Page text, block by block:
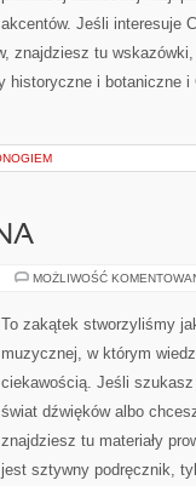
akcentów. Jeśli interesuje
znajdziesz tu
historyczne i botaniczne
MOŻLIWOŚĆ
To zakątek stworzyliśmy
muzycznej, w którym
ciekawością. Jeśli
świat dźwięków albo
znajdziesz tu materiały
jest sztywny podręcznik,